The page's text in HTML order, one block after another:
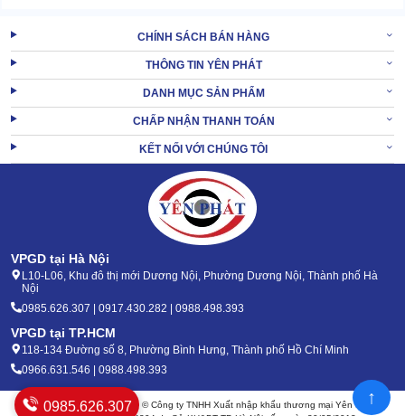
CHÍNH SÁCH BÁN HÀNG
THÔNG TIN YÊN PHÁT
DANH MỤC SẢN PHẨM
CHẤP NHẬN THANH TOÁN
KẾT NỐI VỚI CHÚNG TÔI
VPGD tại Hà Nội
L10-L06, Khu đô thị mới Dương Nội, Phường Dương Nội, Thành phố Hà
Nội
0985.626.307 | 0917.430.282 | 0988.498.393
VPGD tại TP.HCM
118-134 Đường số 8, Phường Bình Hưng, Thành phố Hồ Chí Minh
0966.631.546 | 0988.498.393
Bản quyền 2020 - 2026 – © Công ty TNHH Xuất nhập khẩu thương mại Yên Phát
0985.626.307 ↑